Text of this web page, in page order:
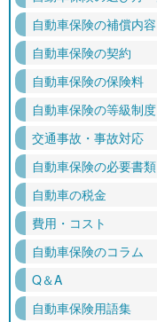
自動車保険の補償内容
自動車保険の契約
自動車保険の保険料
自動車保険の等級制度
交通事故・事故対応
自動車保険の必要書類
自動車の税金
費用・コスト
自動車保険のコラム
Q＆A
自動車保険用語集